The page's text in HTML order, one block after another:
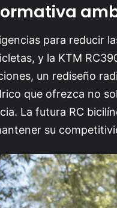
para reducir
y la KTM
un rediseño
que ofrezca no
La futura RC
su